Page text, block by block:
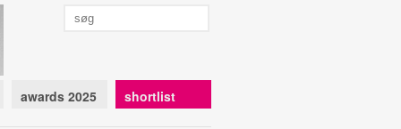
awards 2025 shortlist